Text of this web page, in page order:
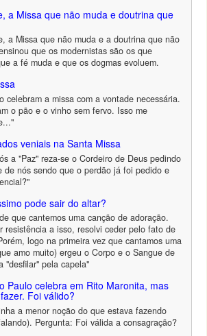
a Missa que não muda e doutrina que
a Missa que não muda e a doutrina que não
que os modernistas são os que
a fé muda e que os dogmas evoluem.
celebram a missa com a vontade necessária.
o pão e o vinho sem fervo. Isso me
veniais na Santa Missa
a "Paz" reza-se o Cordeiro de Deus pedindo
de nós sendo que o perdão já foi pedido e
pode sair do altar?
que cantemos uma canção de adoração.
resistência a isso, resolvi ceder pelo fato de
logo na primeira vez que cantamos uma
amo muito) ergeu o Corpo e o Sangue de
"desfilar" pela capela"
Paulo celebra em Rito Maronita, mas
Foi válido?
a menor noção do que estava fazendo
Pergunta: Foi válida a consagração?